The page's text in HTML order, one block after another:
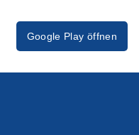
Google Play öffnen